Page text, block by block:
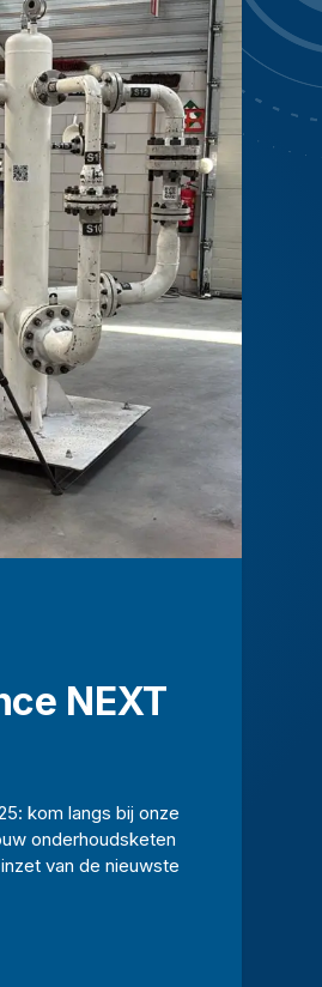
NEXT
kom langs bij onze
onderhoudsketen
van de nieuwste